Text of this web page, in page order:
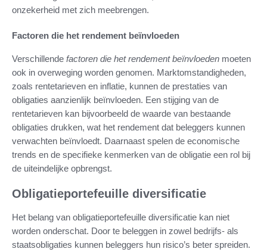
onzekerheid met zich meebrengen.
Factoren die het rendement beïnvloeden
Verschillende factoren die het rendement beïnvloeden moeten
ook in overweging worden genomen. Marktomstandigheden,
zoals rentetarieven en inflatie, kunnen de prestaties van
obligaties aanzienlijk beïnvloeden. Een stijging van de
rentetarieven kan bijvoorbeeld de waarde van bestaande
obligaties drukken, wat het rendement dat beleggers kunnen
verwachten beïnvloedt. Daarnaast spelen de economische
trends en de specifieke kenmerken van de obligatie een rol bij
de uiteindelijke opbrengst.
Obligatieportefeuille diversificatie
Het belang van obligatieportefeuille diversificatie kan niet
worden onderschat. Door te beleggen in zowel bedrijfs- als
staatsobligaties kunnen beleggers hun risico’s beter spreiden.